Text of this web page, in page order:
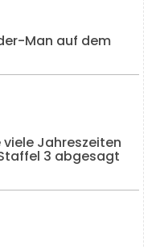
Man auf dem
viele Jahreszeiten
3 abgesagt